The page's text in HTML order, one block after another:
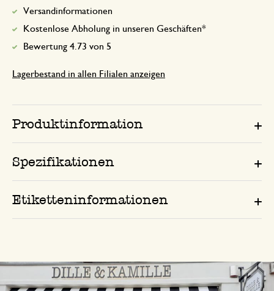
Versandinformationen
Kostenlose Abholung in unseren Geschäften*
Bewertung 4.73 von 5
Lagerbestand in allen Filialen anzeigen
Produktinformation
Spezifikationen
Etiketteninformationen